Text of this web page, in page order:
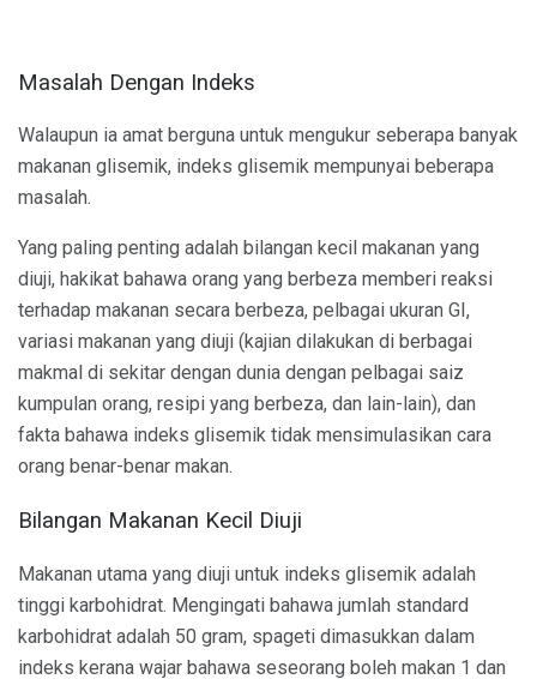
Masalah Dengan Indeks
Walaupun ia amat berguna untuk mengukur seberapa banyak
makanan glisemik, indeks glisemik mempunyai beberapa
masalah.
Yang paling penting adalah bilangan kecil makanan yang
diuji, hakikat bahawa orang yang berbeza memberi reaksi
terhadap makanan secara berbeza, pelbagai ukuran GI,
variasi makanan yang diuji (kajian dilakukan di berbagai
makmal di sekitar dengan dunia dengan pelbagai saiz
kumpulan orang, resipi yang berbeza, dan lain-lain), dan
fakta bahawa indeks glisemik tidak mensimulasikan cara
orang benar-benar makan.
Bilangan Makanan Kecil Diuji
Makanan utama yang diuji untuk indeks glisemik adalah
tinggi karbohidrat. Mengingati bahawa jumlah standard
karbohidrat adalah 50 gram, spageti dimasukkan dalam
indeks kerana wajar bahawa seseorang boleh makan 1 dan